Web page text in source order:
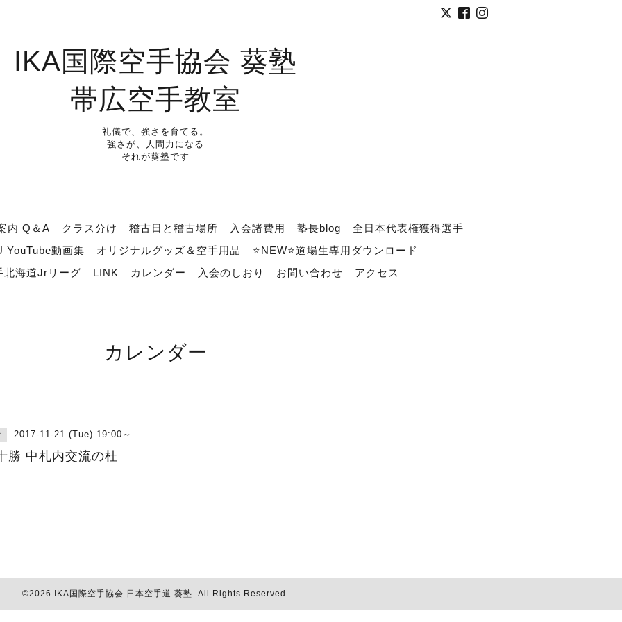
IKA国際空手協会 葵塾
帯広空手教室
礼儀で、強さを育てる。
強さが、人間力になる
それが葵塾です
内 Q＆A クラス分け 稽古日と稽古場所 入会諸費用 塾長blog
全日本代表権獲得選手
YouTube動画集
オリジナルグッズ＆空手用品
⭐NEW⭐道場生専用ダウンロード
北海道Jrリーグ
LINK カレンダー 入会のしおり お問い合わせ アクセス
カレンダー
2017-11-21 (Tue) 19:00～
勝 中札内交流の杜
©2026 IKA国際空手協会 日本空手道 葵塾. All Rights Reserved.